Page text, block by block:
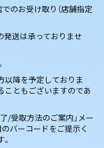
のお受け取り（店舗指定
発送は承っておりませ
以降を予定しておりま
こともございますのであ
/受取方法のご案内」メー
バーコードをご提示く